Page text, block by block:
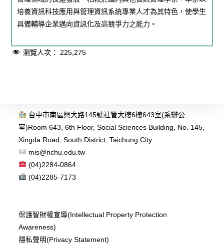
培養資訊科技應用與管理資訊系統專業人才為其特色，使學生
具備輔導企業邁向資訊化及高競爭力之能力。
瀏覽人次： 225,275
台中市南區興大路145號社管大樓6樓643室(系辦公
室)Room 643, 6th Floor, Social Sciences Building, No. 145,
Xingda Road, South District, Taichung City
mis@nchu.edu.tw
(04)2284-0864
(04)2285-7173
保護智財權宣導(Intellectual Property Protection
Awareness)
隱私聲明(Privacy Statement)